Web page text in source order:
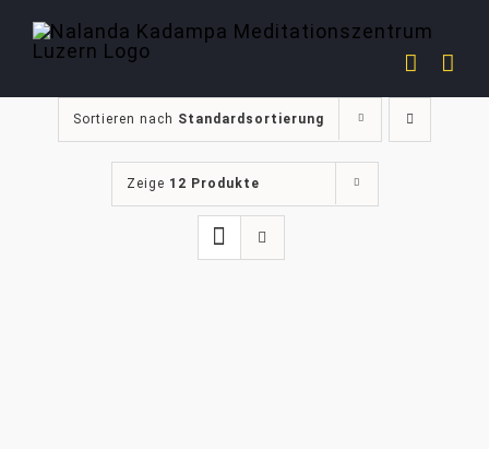
Inhalt
Sortieren nach Standardsortierung
Zeige 12 Produkte